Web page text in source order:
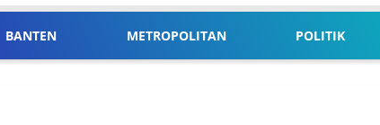
BANTEN METROPOLITAN POLITIK